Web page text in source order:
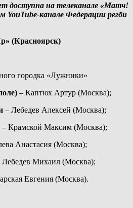
доступна на телеканале «Матч!
YouTube-канале Федерации регби
(Красноярск)
городка «Лужники»
– Каптюх Артур (Москва);
– Лебедев Алексей (Москва);
– Крамской Максим (Москва);
Анастасия (Москва);
Михаил (Москва);
Евгения (Москва).